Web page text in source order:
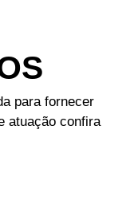
para fornecer
atuação confira